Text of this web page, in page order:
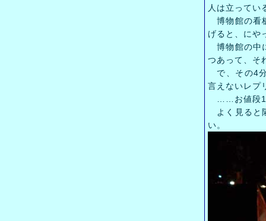
人は立ってい
博物館の看
げると、にや
博物館の中
つあって、そ
で、その4
言えないレプ
……お値段
よく見ると
い。